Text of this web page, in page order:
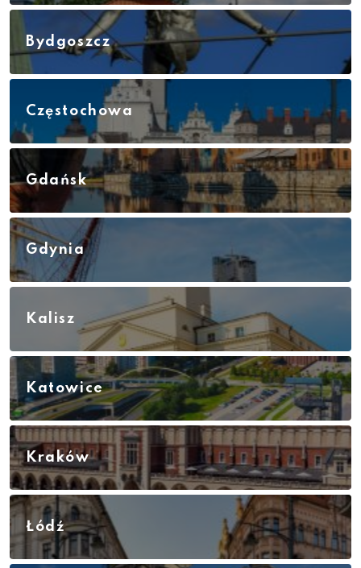
Bydgoszcz
Częstochowa
Gdańsk
Gdynia
Kalisz
Katowice
Kraków
Łódź